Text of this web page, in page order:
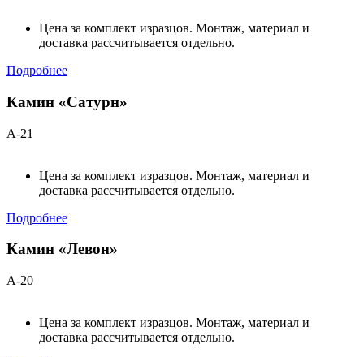
Цена за комплект изразцов. Монтаж, материал и
доставка рассчитывается отдельно.
Подробнее
Камин «Сатурн»
А-21
Цена за комплект изразцов. Монтаж, материал и
доставка рассчитывается отдельно.
Подробнее
Камин «Левон»
А-20
Цена за комплект изразцов. Монтаж, материал и
доставка рассчитывается отдельно.